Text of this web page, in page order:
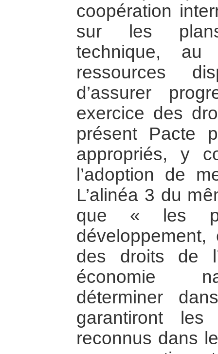
coopération
sur les
technique,
ressources
d’assurer
exercice des
présent Pacte
appropriés, y
l’adoption de
L’alinéa 3 du
que « les
des droits de
économie
déterminer
garantiront les
reconnus dans